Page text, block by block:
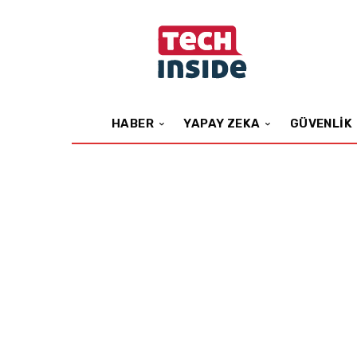
HABER YAPAY ZEKA GÜVENLIK